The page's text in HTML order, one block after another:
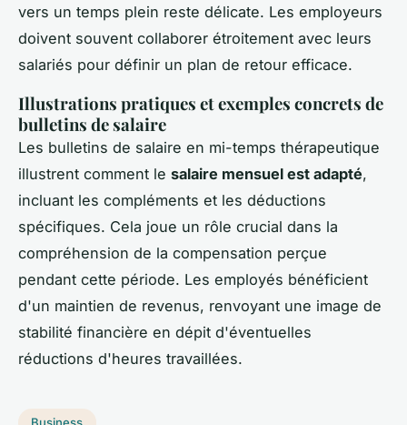
vers un temps plein reste délicate. Les employeurs
doivent souvent collaborer étroitement avec leurs
salariés pour définir un plan de retour efficace.
Illustrations pratiques et exemples concrets de
bulletins de salaire
Les bulletins de salaire en mi-temps thérapeutique
illustrent comment le salaire mensuel est adapté,
incluant les compléments et les déductions
spécifiques. Cela joue un rôle crucial dans la
compréhension de la compensation perçue
pendant cette période. Les employés bénéficient
d'un maintien de revenus, renvoyant une image de
stabilité financière en dépit d'éventuelles
réductions d'heures travaillées.